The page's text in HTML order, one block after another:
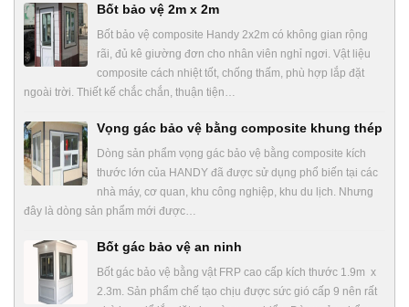
Bốt bảo vệ 2m x 2m
Bốt bảo vệ composite Handy 2x2m có không gian rộng
rãi, đủ kê giường đơn cho nhân viên nghỉ ngơi. Vật liệu
composite cách nhiệt tốt, chống thấm, phù hợp lắp đặt
ngoài trời. Thiết kế chắc chắn, thuận tiện…
Vọng gác bảo vệ bằng composite khung thép
Dòng sản phẩm vọng gác bảo vệ bằng composite kích
thước lớn của HANDY đã được sử dụng phổ biến tại các
nhà máy, cơ quan, khu công nghiệp, khu du lịch. Nhưng
đây là dòng sản phẩm mới được…
Bốt gác bảo vệ an ninh
Bốt gác bảo vệ bằng vật FRP cao cấp kích thước 1.9m x
2.3m. Sản phẩm chế tạo chịu được sức gió cấp 9 nên rất